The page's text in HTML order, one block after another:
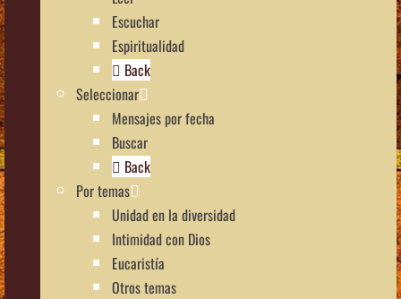
Escuchar
Espiritualidad
Back
Seleccionar
Mensajes por fecha
Buscar
Back
Por temas
Unidad en la diversidad
Intimidad con Dios
Eucaristía
Otros temas